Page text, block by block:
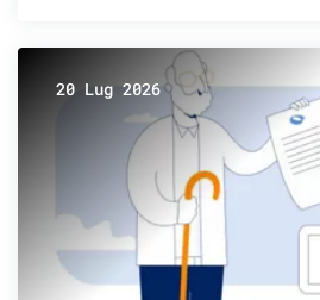
20 Lug 2026